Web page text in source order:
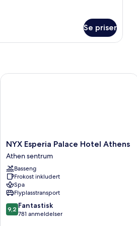
Se priser
NYX
Esperia
Palace
Hotel
Athens
Athen
sentrum
NYX Esperia Palace Hotel Athens
Athen sentrum
Basseng
Frokost inkludert
Spa
Flyplasstransport
9.2
av
9,2 Fantastisk
781 anmeldelser
NYX Esperia Palace Hotel Athens